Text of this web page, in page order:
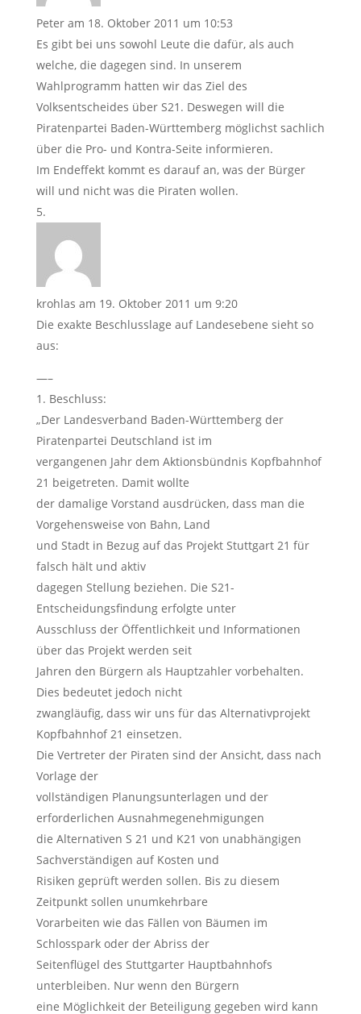
Peter am 18. Oktober 2011 um 10:53
Es gibt bei uns sowohl Leute die dafür, als auch
welche, die dagegen sind. In unserem
Wahlprogramm hatten wir das Ziel des
Volksentscheides über S21. Deswegen will die
Piratenpartei Baden-Württemberg möglichst sachlich
über die Pro- und Kontra-Seite informieren.
Im Endeffekt kommt es darauf an, was der Bürger
will und nicht was die Piraten wollen.
krohlas am 19. Oktober 2011 um 9:20
Die exakte Beschlusslage auf Landesebene sieht so
aus:
—–
1. Beschluss:
„Der Landesverband Baden-Württemberg der
Piratenpartei Deutschland ist im
vergangenen Jahr dem Aktionsbündnis Kopfbahnhof
21 beigetreten. Damit wollte
der damalige Vorstand ausdrücken, dass man die
Vorgehensweise von Bahn, Land
und Stadt in Bezug auf das Projekt Stuttgart 21 für
falsch hält und aktiv
dagegen Stellung beziehen. Die S21-
Entscheidungsfindung erfolgte unter
Ausschluss der Öffentlichkeit und Informationen
über das Projekt werden seit
Jahren den Bürgern als Hauptzahler vorbehalten.
Dies bedeutet jedoch nicht
zwangläufig, dass wir uns für das Alternativprojekt
Kopfbahnhof 21 einsetzen.
Die Vertreter der Piraten sind der Ansicht, dass nach
Vorlage der
vollständigen Planungsunterlagen und der
erforderlichen Ausnahmegenehmigungen
die Alternativen S 21 und K21 von unabhängigen
Sachverständigen auf Kosten und
Risiken geprüft werden sollen. Bis zu diesem
Zeitpunkt sollen unumkehrbare
Vorarbeiten wie das Fällen von Bäumen im
Schlosspark oder der Abriss der
Seitenflügel des Stuttgarter Hauptbahnhofs
unterbleiben. Nur wenn den Bürgern
eine Möglichkeit der Beteiligung gegeben wird kann